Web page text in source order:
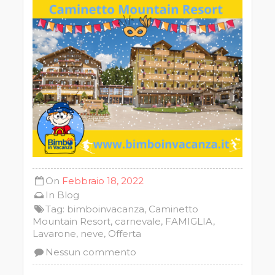
On Febbraio 18, 2022
In Blog
Tag: bimboinvacanza, Caminetto
Mountain Resort, carnevale, FAMIGLIA,
Lavarone, neve, Offerta
Nessun commento